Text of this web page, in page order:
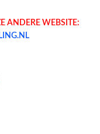
ANDERE WEBSITE: